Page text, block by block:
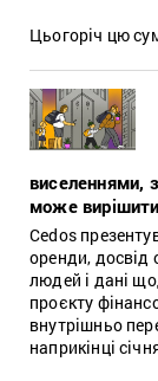
Цьогоріч цю
виселеннями,
може
Cedos
оренди, досвід
людей і дані
проєкту
внутрішньо
наприкінці